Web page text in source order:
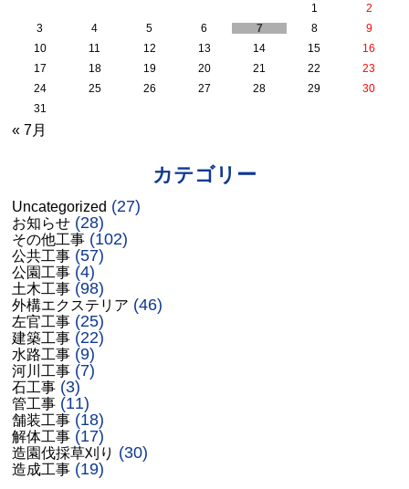
1
2
3
4 5 6 7 8
9
10
11 12 13 14 15
16
17
18 19 20 21 22
23
24
25 26 27 28 29
30
31
« 7月
カテゴリー
Uncategorized (27)
お知らせ (28)
その他工事 (102)
公共工事 (57)
公園工事 (4)
土木工事 (98)
外構エクステリア (46)
左官工事 (25)
建築工事 (22)
水路工事 (9)
河川工事 (7)
石工事 (3)
管工事 (11)
舗装工事 (18)
解体工事 (17)
造園伐採草刈り (30)
造成工事 (19)